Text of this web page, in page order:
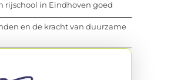
rijschool in Eindhoven goed
en de kracht van duurzame